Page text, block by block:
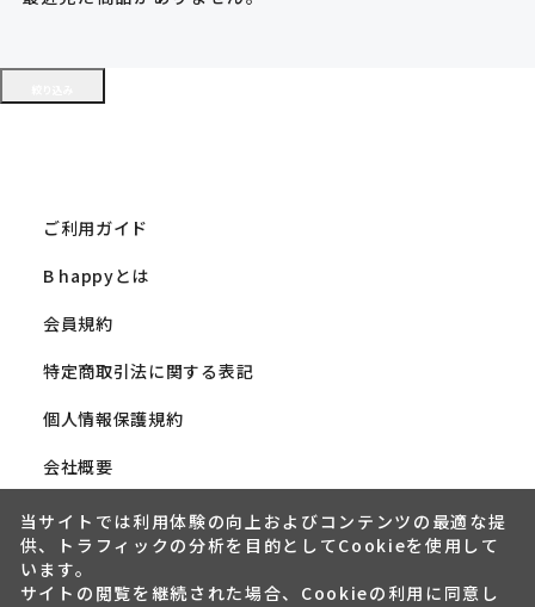
ご利用ガイド
B happyとは
会員規約
特定商取引法に関する表記
個人情報保護規約
会社概要
当サイトでは利用体験の向上およびコンテンツの最適な提
供、トラフィックの分析を目的としてCookieを使用して
います。
サイトの閲覧を継続された場合、Cookieの利用に同意し